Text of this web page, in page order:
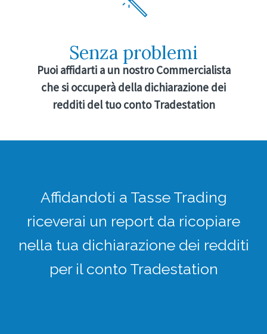
Senza problemi
Puoi affidarti a un nostro Commercialista
che si occuperà della dichiarazione dei
redditi del tuo conto Tradestation
Affidandoti a Tasse Trading
riceverai un report da ricopiare
nella tua dichiarazione dei redditi
per il conto Tradestation